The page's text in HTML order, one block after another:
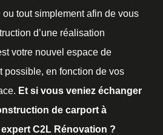
tout simplement afin de vous
d’une réalisation
votre nouvel espace de
possible, en fonction de vos
Et si vous veniez échanger
de carport à
C2L Rénovation ?